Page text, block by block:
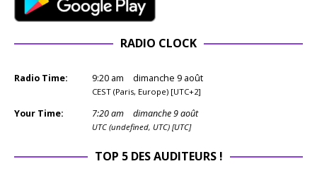
RADIO CLOCK
Radio Time: 9:20 am dimanche 9 août
CEST (Paris, Europe) [UTC+2]
Your Time: 7:20am dimanche 9 août
UTC (undefined, UTC) [UTC]
TOP 5 DES AUDITEURS !